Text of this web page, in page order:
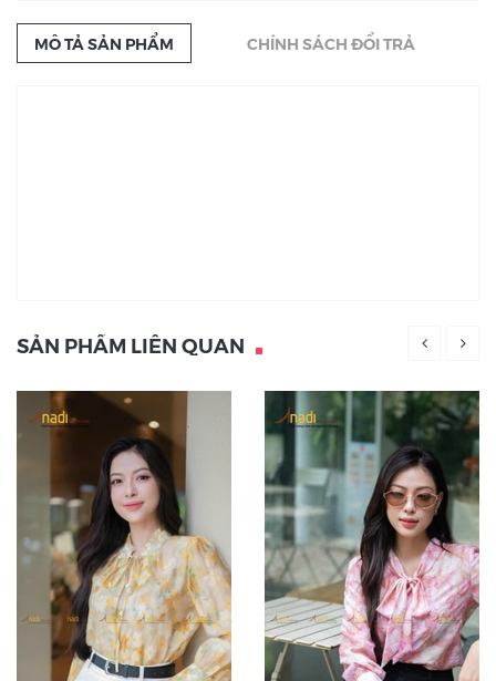
MÔ TẢ SẢN PHẨM CHÍNH SÁCH ĐỔI TRẢ
SẢN PHẨM LIÊN QUAN